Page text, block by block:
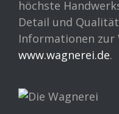
höchste
Detail und
Informationen zur
www.wagnerei.de.